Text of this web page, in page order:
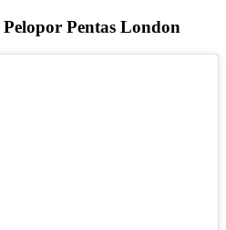
Pentas London